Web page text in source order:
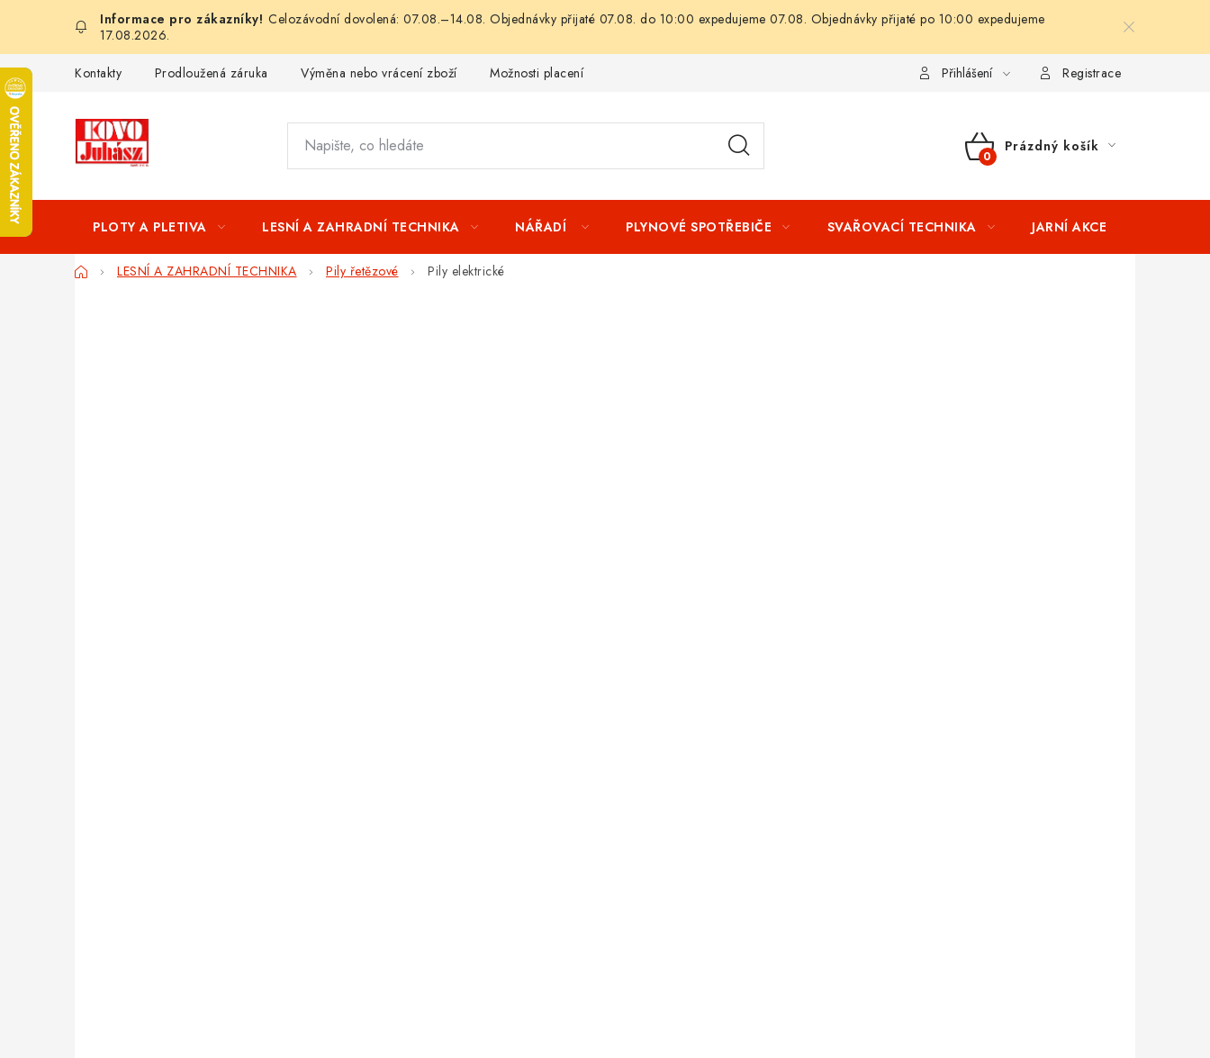
obsah
Celozávodní dovolená: 07.08.–14.08. Objednávky přijaté 07.08. do 10:00 expedujeme 07.08. Objednávky přijaté po 10:00 expedujeme
17.08.2026.
Kontakty Prodloužená záruka Výměna nebo vrácení zboží Možnosti placení Splátkový prodej Tabulka velikostí oblečení
Přihlášení Registrace
NÁKUPNÍ
Prázdný košík
PLOTY A PLETIVA LESNÍ A ZAHRADNÍ TECHNIKA NÁŘADÍ PLYNOVÉ SPOTŘEBIČE SVAŘOVACÍ TECHNIKA JARNÍ AKCE
DomůLESNÍ A ZAHRADNÍ TECHNIKA Pily řetězové Pily elektrické